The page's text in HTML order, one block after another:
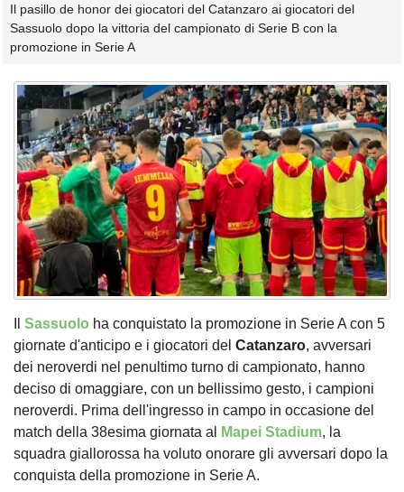
Il pasillo de honor dei giocatori del Catanzaro ai giocatori del
Sassuolo dopo la vittoria del campionato di Serie B con la
promozione in Serie A
Sassuolo ha conquistato la promozione in Serie A con 5
giornate d'anticipo e i giocatori del Catanzaro, avversari
dei neroverdi nel penultimo turno di campionato, hanno
deciso di omaggiare, con un bellissimo gesto, i campioni
neroverdi. Prima dell'ingresso in campo in occasione del
match della 38esima giornata al
Mapei Stadium, la
squadra giallorossa ha voluto onorare gli avversari dopo la
conquista della promozione in Serie A.